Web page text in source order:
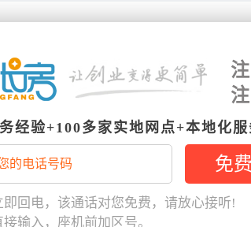
提供注册地址
可以为客户提供地址
注册，法人无需到场
提高注册
资深会计团队
册流程，成功
经验+100多家实地网点+本地化服
即回电，该通话对您免费，请放心接听!
输入，座机前加区号。